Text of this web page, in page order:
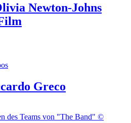
Newton-Johns
Greco